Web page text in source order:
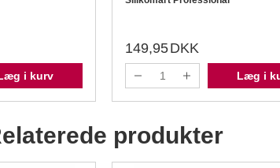
i kurv
149,95DKK
Læg i
produkter